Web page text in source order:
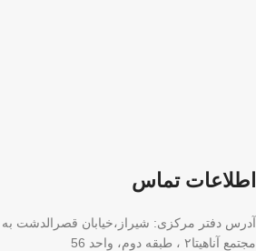
اطلاعات تماس
آدرس دفتر مرکزی: شیراز،خیابان قصرالدشت
مجتمع آناهیتا۲ ، طبقه دوم، واحد 56